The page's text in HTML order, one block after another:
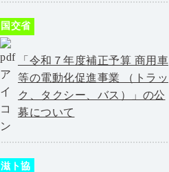
国交省
「令和７年度補正予算 商用車
等の電動化促進事業 （トラッ
ク、タクシー、バス）」の公
募について
滋ト協